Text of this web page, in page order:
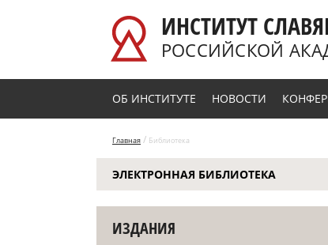
ИНСТИТУТ
РОССИЙСКОЙ
ОБ ИНСТИТУТЕ НОВОСТИ
Главная / Библиотека
ЭЛЕКТРОННАЯ БИБЛИОТЕКА
ИЗДАНИЯ